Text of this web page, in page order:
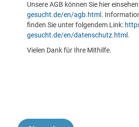
Unsere AGB können Sie hier
gesucht.de/en/agb.html .
finden Sie unter folgendem Link:
gesucht.de/en/datenschutz.html .
Vielen Dank für Ihre Mithilfe.